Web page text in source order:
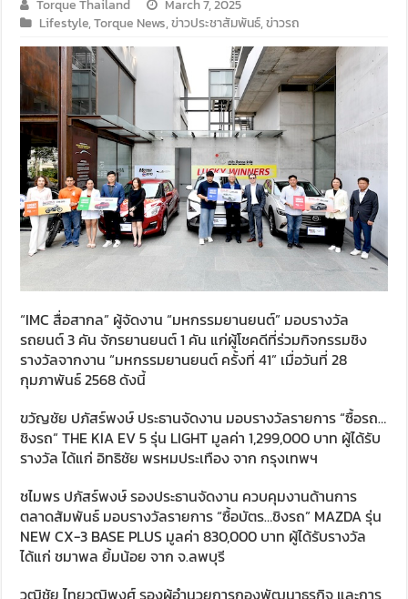
Torque Thailand
March 7, 2025
Lifestyle,Torque News,ข่าวประชาสัมพันธ์,ข่าวรถ
“IMC สื่อสากล” ผู้จัดงาน “มหกรรมยานยนต์” มอบรางวัล
รถยนต์ 3 คัน จักรยานยนต์ 1 คัน แก่ผู้โชคดีที่ร่วมกิจกรรมชิง
รางวัลจากงาน “มหกรรมยานยนต์ ครั้งที่ 41” เมื่อวันที่ 28
กุมภาพันธ์ 2568 ดังนี้
ขวัญชัย ปภัสร์พงษ์ ประธานจัดงาน มอบรางวัลรายการ “ซื้อรถ…
ชิงรถ” THE KIA EV 5 รุ่น LIGHT มูลค่า 1,299,000 บาท ผู้ได้รับ
รางวัล ได้แก่ อิทธิชัย พรหมประเทือง จาก กรุงเทพฯ
ชไมพร ปภัสร์พงษ์ รองประธานจัดงาน ควบคุมงานด้านการ
ตลาดสัมพันธ์ มอบรางวัลรายการ “ซื้อบัตร…ชิงรถ” MAZDA รุ่น
NEW CX-3 BASE PLUS มูลค่า 830,000 บาท ผู้ได้รับรางวัล
ได้แก่ ชมาพล ยิ้มน้อย จาก จ.ลพบุรี